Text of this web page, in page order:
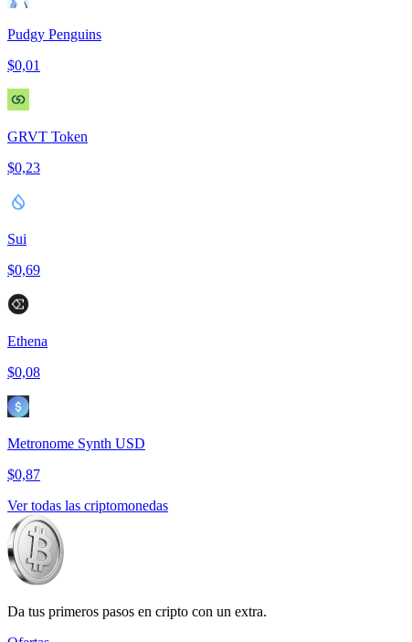
Pudgy Penguins
$0,01
GRVT Token
$0,23
Sui
$0,69
Ethena
$0,08
Metronome Synth USD
$0,87
Ver todas las criptomonedas
Da tus primeros pasos en cripto con un extra.